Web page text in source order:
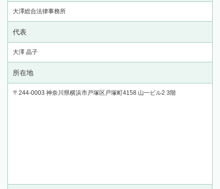
大澤総合法律事務所
代表
大澤 晶子
所在地
〒244-0003 神奈川県横浜市戸塚区戸塚町4158 山一ビル2 3階